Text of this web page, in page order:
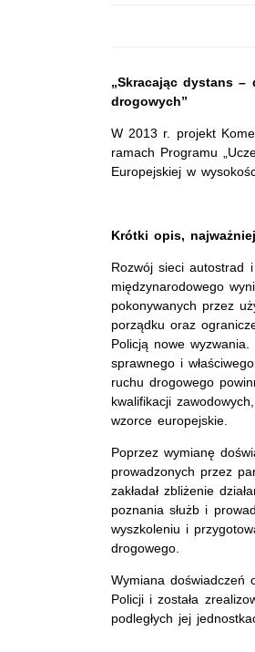
„Skracając dystans –
drogowych”
W 2013 r. projekt
ramach Programu
Europejskiej w
Krótki opis,
Rozwój sieci autostrad
międzynarodowego
pokonywanych przez
porządku oraz
Policją nowe
sprawnego i
ruchu drogowego
kwalifikacji
wzorce europejskie.
Poprzez wymianę
prowadzonych przez
zakładał zbliżenie
poznania służb i
wyszkoleniu i
drogowego.
Wymiana doświadczeń
Policji i została
podległych jej